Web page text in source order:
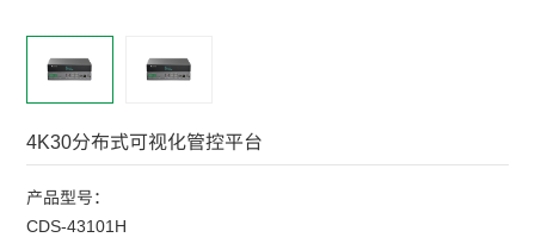
4K30分布式可视化管控平台
产品型号：
CDS-43101H